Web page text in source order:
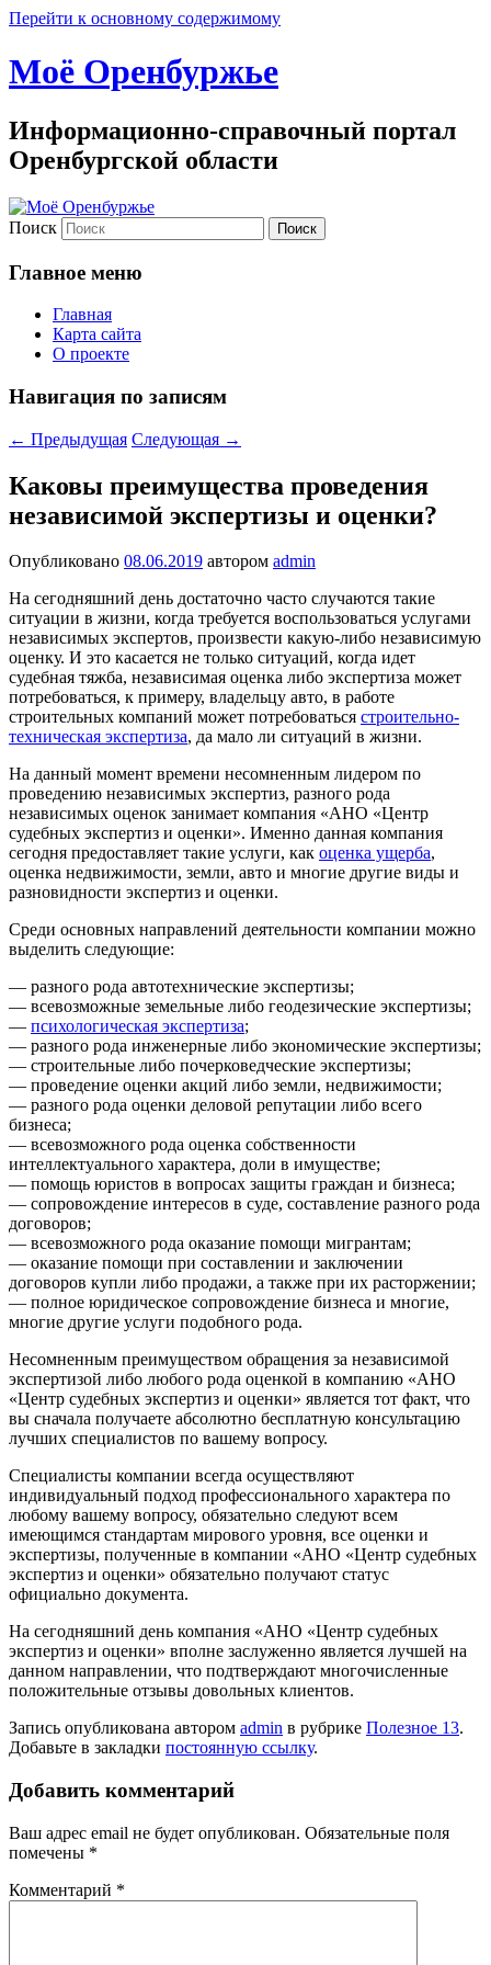
Перейти к основному содержимому
Моё Оренбуржье
Информационно-справочный портал
Оренбургской области
Поиск
Главное меню
Главная
Карта сайта
О проекте
Навигация по записям
← Предыдущая Следующая →
Каковы преимущества проведения
независимой экспертизы и оценки?
Опубликовано 08.06.2019 автором admin
На сегодняшний день достаточно часто случаются такие
ситуации в жизни, когда требуется воспользоваться услугами
независимых экспертов, произвести какую-либо независимую
оценку. И это касается не только ситуаций, когда идет
судебная тяжба, независимая оценка либо экспертиза может
потребоваться, к примеру, владельцу авто, в работе
строительных компаний может потребоваться строительно-
техническая экспертиза, да мало ли ситуаций в жизни.
На данный момент времени несомненным лидером по
проведению независимых экспертиз, разного рода
независимых оценок занимает компания «АНО «Центр
судебных экспертиз и оценки». Именно данная компания
сегодня предоставляет такие услуги, как оценка ущерба,
оценка недвижимости, земли, авто и многие другие виды и
разновидности экспертиз и оценки.
Среди основных направлений деятельности компании можно
выделить следующие:
— разного рода автотехнические экспертизы;
— всевозможные земельные либо геодезические экспертизы;
— психологическая экспертиза;
— разного рода инженерные либо экономические экспертизы;
— строительные либо почерковедческие экспертизы;
— проведение оценки акций либо земли, недвижимости;
— разного рода оценки деловой репутации либо всего
бизнеса;
— всевозможного рода оценка собственности
интеллектуального характера, доли в имуществе;
— помощь юристов в вопросах защиты граждан и бизнеса;
— сопровождение интересов в суде, составление разного рода
договоров;
— всевозможного рода оказание помощи мигрантам;
— оказание помощи при составлении и заключении
договоров купли либо продажи, а также при их расторжении;
— полное юридическое сопровождение бизнеса и многие,
многие другие услуги подобного рода.
Несомненным преимуществом обращения за независимой
экспертизой либо любого рода оценкой в компанию «АНО
«Центр судебных экспертиз и оценки» является тот факт, что
вы сначала получаете абсолютно бесплатную консультацию
лучших специалистов по вашему вопросу.
Специалисты компании всегда осуществляют
индивидуальный подход профессионального характера по
любому вашему вопросу, обязательно следуют всем
имеющимся стандартам мирового уровня, все оценки и
экспертизы, полученные в компании «АНО «Центр судебных
экспертиз и оценки» обязательно получают статус
официально документа.
На сегодняшний день компания «АНО «Центр судебных
экспертиз и оценки» вполне заслуженно является лучшей на
данном направлении, что подтверждают многочисленные
положительные отзывы довольных клиентов.
Запись опубликована автором admin в рубрике Полезное 13.
Добавьте в закладки постоянную ссылку.
Добавить комментарий
Ваш адрес email не будет опубликован. Обязательные поля
помечены *
Комментарий *